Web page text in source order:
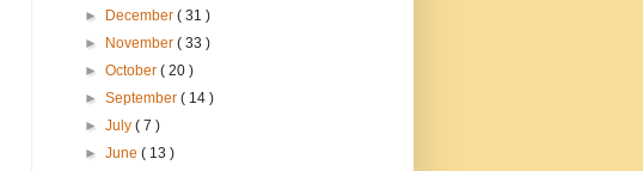
►
December( 31 )
►
November( 33 )
►October( 20 )
►September( 14 )
►July( 7 )
►June( 13 )